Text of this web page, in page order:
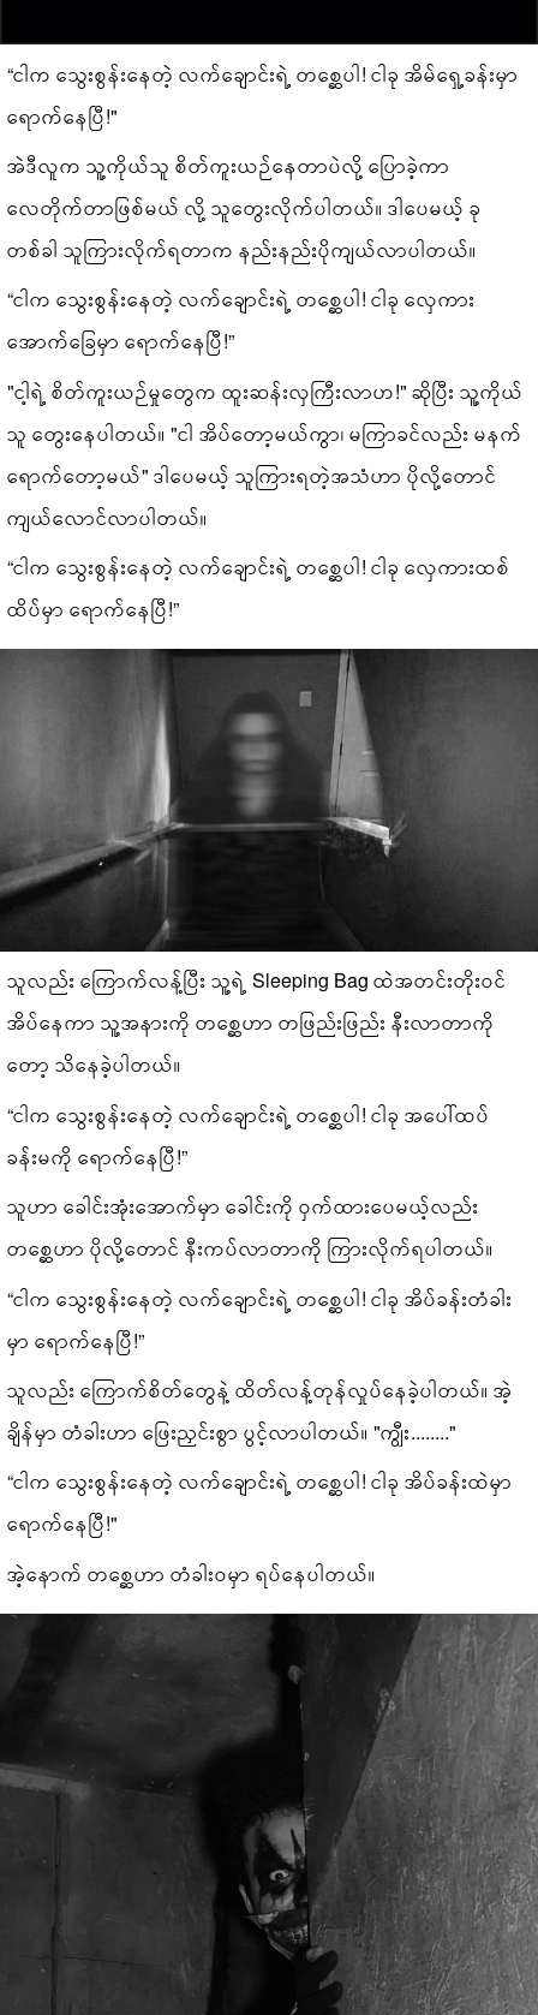
“ငါက သွေးစွန်းနေတဲ့ လက်ချောင်းရဲ့ တစ္ဆေပါ! ငါခု အိမ်ရှေ့ခန်းမှာ
ရောက်နေပြီ!"
အဲဒီလူက သူ့ကိုယ်သူ စိတ်ကူးယဉ်နေတာပဲလို့ ပြောခဲ့ကာ
လေတိုက်တာဖြစ်မယ် လို့ သူတွေးလိုက်ပါတယ်။ ဒါပေမယ့် ခု
တစ်ခါ သူကြားလိုက်ရတာက နည်းနည်းပိုကျယ်လာပါတယ်။
“ငါက သွေးစွန်းနေတဲ့ လက်ချောင်းရဲ့ တစ္ဆေပါ! ငါခု လှေကား
အောက်ခြေမှာ ရောက်နေပြီ!”
"ငါ့ရဲ့ စိတ်ကူးယဉ်မှုတွေက ထူးဆန်းလှကြီးလာဟ!" ဆိုပြီး သူ့ကိုယ်
သူ တွေးနေပါတယ်။ "ငါ အိပ်တော့မယ်ကွာ၊ မကြာခင်လည်း မနက်
ရောက်တော့မယ်" ဒါပေမယ့် သူကြားရတဲ့အသံဟာ ပိုလို့တောင်
ကျယ်လောင်လာပါတယ်။
“ငါက သွေးစွန်းနေတဲ့ လက်ချောင်းရဲ့ တစ္ဆေပါ! ငါခု လှေကားထစ်
ထိပ်မှာ ရောက်နေပြီ!”
သူလည်း ကြောက်လန့်ပြီး သူ့ရဲ့ Sleeping Bag ထဲအတင်းတိုး၀င်
အိပ်နေကာ သူ့အနားကို တစ္ဆေဟာ တဖြည်းဖြည်း နီးလာတာကို
တော့ သိနေခဲ့ပါတယ်။
“ငါက သွေးစွန်းနေတဲ့ လက်ချောင်းရဲ့ တစ္ဆေပါ! ငါခု အပေါ်ထပ်
ခန်းမကို ရောက်နေပြီ!”
သူဟာ ခေါင်းအုံးအောက်မှာ ခေါင်းကို ဝှက်ထားပေမယ့်လည်း
တစ္ဆေဟာ ပိုလို့တောင် နီးကပ်လာတာကို ကြားလိုက်ရပါတယ်။
“ငါက သွေးစွန်းနေတဲ့ လက်ချောင်းရဲ့ တစ္ဆေပါ! ငါခု အိပ်ခန်းတံခါး
မှာ ရောက်နေပြီ!”
သူလည်း ကြောက်စိတ်တွေနဲ့ ထိတ်လန့်တုန်လှုပ်နေခဲ့ပါတယ်။ အဲ့
ချိန်မှာ တံခါးဟာ ဖြေးညှင်းစွာ ပွင့်လာပါတယ်။ "ကျွီး........"
“ငါက သွေးစွန်းနေတဲ့ လက်ချောင်းရဲ့ တစ္ဆေပါ! ငါခု အိပ်ခန်းထဲမှာ
ရောက်နေပြီ!"
အဲ့နောက် တစ္ဆေဟာ တံခါးဝမှာ ရပ်နေပါတယ်။